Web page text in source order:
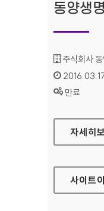
동양생
기관명 :
주식회사
인증기간 :
상태 :
만료
동양생
자세히
사이트